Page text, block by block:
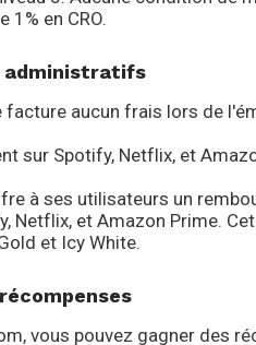
1% en CRO.
administratifs
facture aucun frais lors de
sur Spotify, Netflix, et
à ses utilisateurs un
Netflix, et Amazon Prime.
et Icy White.
vous pouvez gagner des